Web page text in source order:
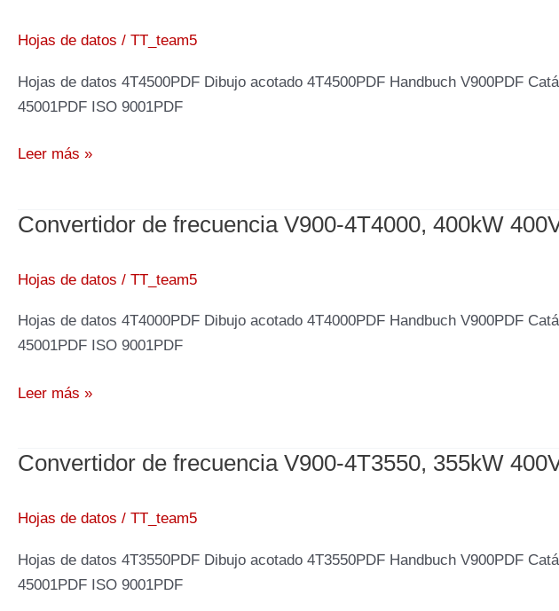
500kW
Hojas de datos / TT_team5
Hojas de datos 4T4500PDF Dibujo acotado 4T4500PDF Handbuch V900PDF
45001PDF ISO 9001PDF
Convertidor
V900-
450kW
Leer más »
Convertidor de frecuencia V900-4T4000, 400kW
Hojas de datos / TT_team5
Hojas de datos 4T4000PDF Dibujo acotado 4T4000PDF Handbuch V900PDF
45001PDF ISO 9001PDF
Convertidor
V900-
400kW
Leer más »
Convertidor de frecuencia V900-4T3550, 355kW
Hojas de datos / TT_team5
Hojas de datos 4T3550PDF Dibujo acotado 4T3550PDF Handbuch V900PDF
45001PDF ISO 9001PDF